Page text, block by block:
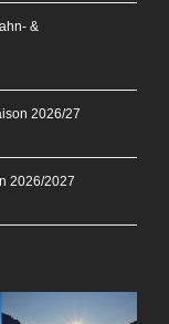
&
2026/27
2026/2027